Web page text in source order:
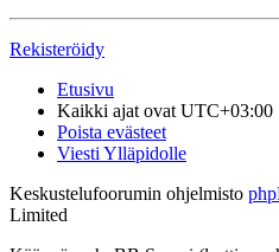
Rekisteröidy
Etusivu
Kaikki ajat ovat UTC+03:00
Poista evästeet
Viesti Ylläpidolle
Keskustelufoorumin ohjelmisto
Limited